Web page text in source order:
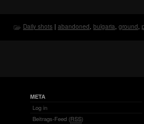
Daily shots | abandoned, bulgaria, ground,
META
Log in
Beitrags-Feed (RSS)